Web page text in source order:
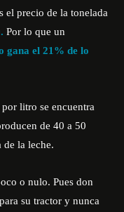
el precio de la tonelada
Por lo que un
gana el 21% de lo
litro se encuentra
de 40 a 50
de la leche.
o nulo. Pues don
su tractor y nunca